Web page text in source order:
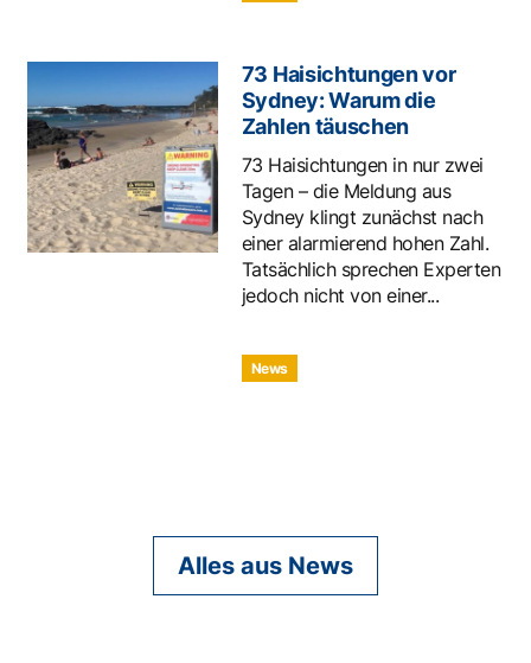
73 Haisichtungen vor
Sydney: Warum die
Zahlen täuschen
73 Haisichtungen in nur zwei
Tagen – die Meldung aus
Sydney klingt zunächst nach
einer alarmierend hohen Zahl.
Tatsächlich sprechen Experten
jedoch nicht von einer...
News
Alles aus News